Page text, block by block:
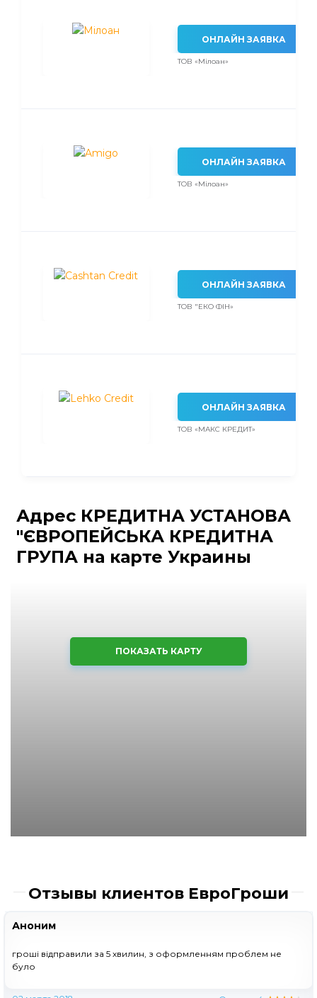
ОНЛАЙН ЗАЯВКА
ТОВ «Мілоан»
ОНЛАЙН ЗАЯВКА
ТОВ «Мілоан»
ОНЛАЙН ЗАЯВКА
ТОВ "ЕКО ФІН»
ОНЛАЙН ЗАЯВКА
ТОВ «МАКС КРЕДИТ»
Адрес КРЕДИТНА УСТАНОВА
"ЄВРОПЕЙСЬКА КРЕДИТНА
ГРУПА на карте Украины
ПОКАЗАТЬ КАРТУ
Отзывы клиентов ЕвроГроши
Аноним
гроші відправили за 5 хвилин, з оформленням проблем не
було